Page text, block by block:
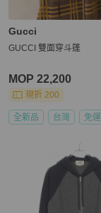
Gucci
GUCCI 雙面穿斗篷
MOP 22,200
現折 200
全新品 台灣 免運